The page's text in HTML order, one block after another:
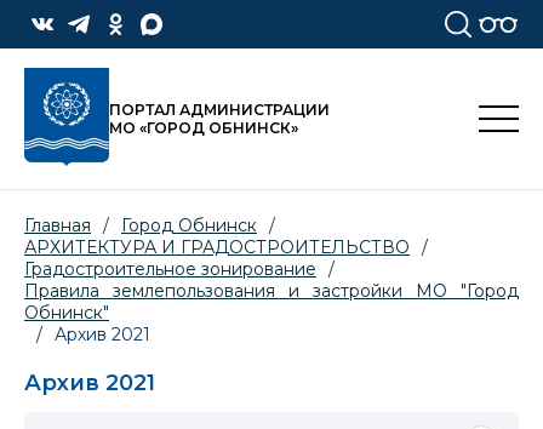
ПОРТАЛ АДМИНИСТРАЦИИ
МО «ГОРОД ОБНИНСК»
Главная / Город Обнинск /
АРХИТЕКТУРА И ГРАДОСТРОИТЕЛЬСТВО
/
Градостроительное зонирование
/
Правила землепользования и застройки МО "Город
Обнинск"
/ Архив 2021
Архив 2021